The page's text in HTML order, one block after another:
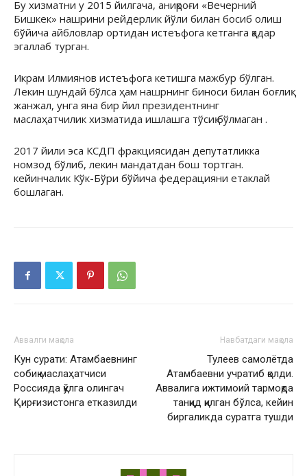
Бу хизматни у 2015 йилгача, аниқроғи «Вечерний
Бишкек» нашрини рейдерлик йўли билан босиб олиш
бўйича айбловлар ортидан истеъфога кетганга қадар
эгаллаб турган.
Икрам Илмиянов истеъфога кетишга мажбур бўлган.
Лекин шундай бўлса ҳам нашрнинг биноси билан боғлиқ
жанжал, унга яна бир йил президентнинг
маслаҳатчилик хизматида ишлашга тўсиқ бўлмаган .
2017 йили эса КСДП фракциясидан депутатликка
номзод бўлиб, лекин мандатдан бош тортган.
кейинчалик Кўк-Бўри бўйича федерацияни етаклай
бошлаган.
Аввалги мақола
Кун сурати: Атамбаевнинг
собиқ маслаҳатчиси
Россияда қўлга олингач
Қирғизистонга етказилди
Навбатдаги мақола
Тулеев самолётда
Атамбаевни учратиб қолди.
Аввалига ижтимоий тармоқда
танқид қилган бўлса, кейин
биргаликда суратга тушди